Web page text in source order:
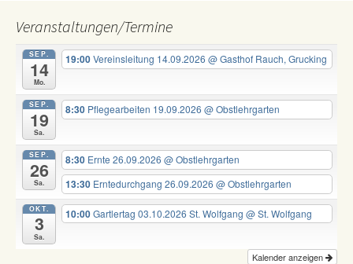
Veranstaltungen/Termine
SEP.
14
Mo.
19:00Vereinsleitung 14.09.2026@ Gasthof Rauch, Grucking
SEP.
19
Sa.
8:30 Pflegearbeiten 19.09.2026@ Obstlehrgarten
SEP.
26
Sa.
8:30 Ernte 26.09.2026@ Obstlehrgarten
13:30 Erntedurchgang 26.09.2026@ Obstlehrgarten
OKT.
3
Sa.
10:00Gartlertag 03.10.2026 St. Wolfgang@ St. Wolfgang
Kalender anzeigen